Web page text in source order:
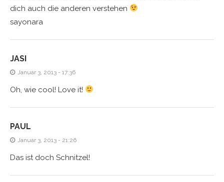
dich auch die anderen verstehen
sayonara
JASI
Januar 3, 2013 - 17:36
Oh, wie cool! Love it!
PAUL
Januar 3, 2013 - 21:26
Das ist doch Schnitzel!